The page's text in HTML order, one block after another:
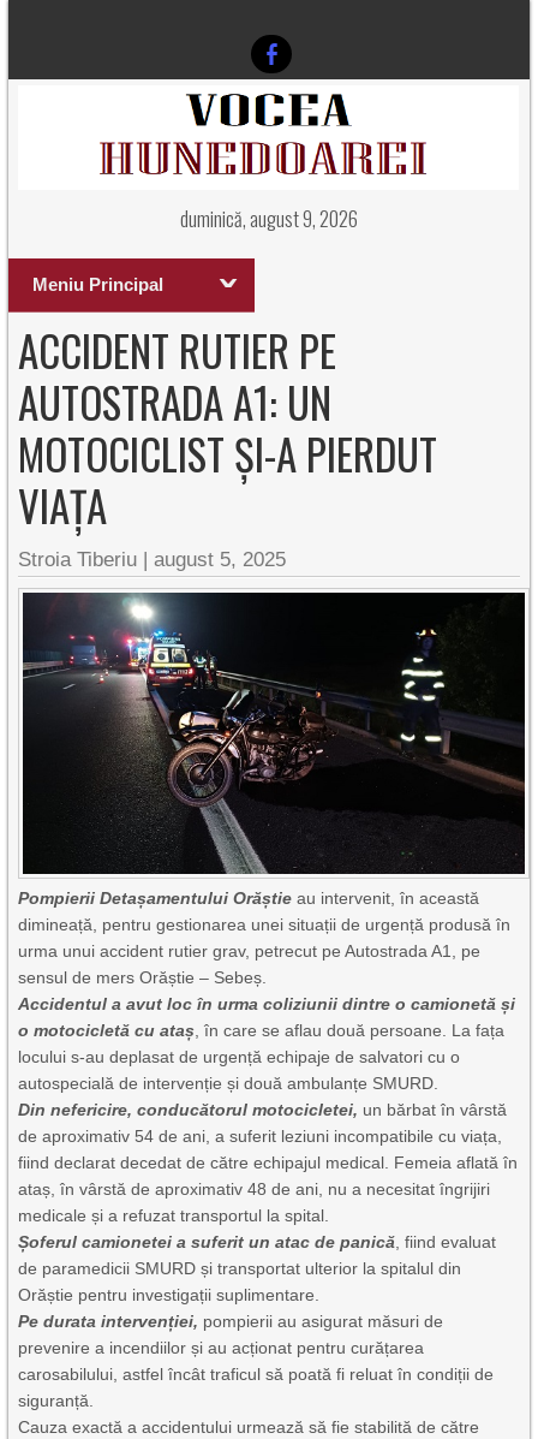
duminică, august 9, 2026
Meniu Principal
ACCIDENT RUTIER PE
AUTOSTRADA A1: UN
MOTOCICLIST ȘI-A PIERDUT
VIAȚA
Stroia Tiberiu |august 5, 2025
Pompierii Detașamentului Orăștie au intervenit, în această
dimineață, pentru gestionarea unei situații de urgență produsă în
urma unui accident rutier grav, petrecut pe Autostrada A1, pe
sensul de mers Orăștie – Sebeș.
Accidentul a avut loc în urma coliziunii dintre o camionetă și
o motocicletă cu ataș, în care se aflau două persoane. La fața
locului s-au deplasat de urgență echipaje de salvatori cu o
autospecială de intervenție și două ambulanțe SMURD.
Din nefericire, conducătorul motocicletei, un bărbat în vârstă
de aproximativ 54 de ani, a suferit leziuni incompatibile cu viața,
fiind declarat decedat de către echipajul medical. Femeia aflată în
ataș, în vârstă de aproximativ 48 de ani, nu a necesitat îngrijiri
medicale și a refuzat transportul la spital.
Șoferul camionetei a suferit un atac de panică, fiind evaluat
de paramedicii SMURD și transportat ulterior la spitalul din
Orăștie pentru investigații suplimentare.
Pe durata intervenției, pompierii au asigurat măsuri de
prevenire a incendiilor și au acționat pentru curățarea
carosabilului, astfel încât traficul să poată fi reluat în condiții de
siguranță.
Cauza exactă a accidentului urmează să fie stabilită de către